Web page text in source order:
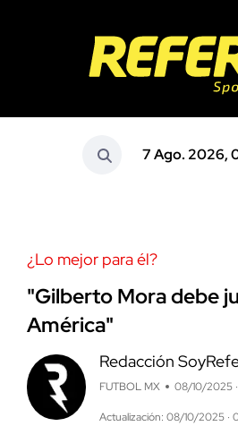
7 Ago. 2026,
¿Lo mejor para él?
"Gilberto Mora debe
América"
Redacción
FUTBOL MX 08/10/2025
Actualización: 08/10/2025 ·